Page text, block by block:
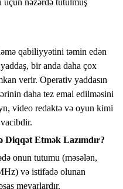
nəzərdə tutulmuş
qabiliyyətini təmin edən
bir anda daha çox
verir. Operativ yaddasın
daha tez emal edilməsini
video redaktə və oyun kimi
Diqqət Etmək Lazımdır?
onun tutumu (məsələn,
və istifadə olunan
meyarlardır.